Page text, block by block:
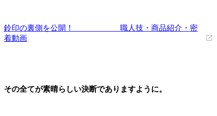
鈴印の裏側を公開！ 職人技・商品紹介・密
着動画
その全てが素晴らしい決断でありますように。